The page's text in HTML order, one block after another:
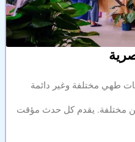
طهي مختلفة وغير دائمة
مختلفة. يقدم كل حدث مؤقت